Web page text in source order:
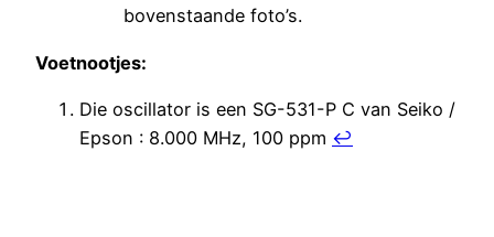
bovenstaande foto’s.
Voetnootjes:
Die oscillator is een SG-531-P C van Seiko /
Epson : 8.000 MHz, 100 ppm ↩︎